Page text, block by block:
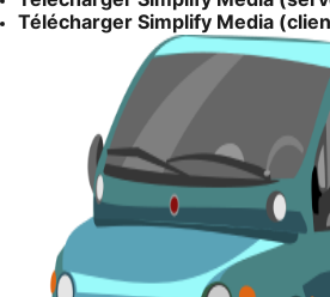
Télécharger Simplify Media